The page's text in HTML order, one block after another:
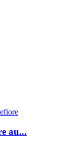
au...